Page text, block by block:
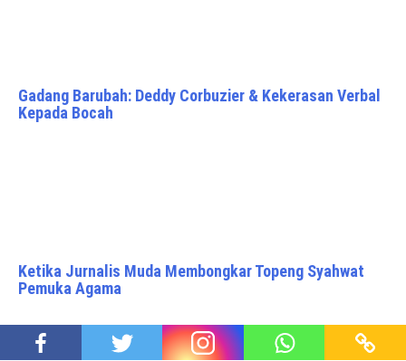
Gadang Barubah: Deddy Corbuzier & Kekerasan Verbal
Kepada Bocah
Ketika Jurnalis Muda Membongkar Topeng Syahwat
Pemuka Agama